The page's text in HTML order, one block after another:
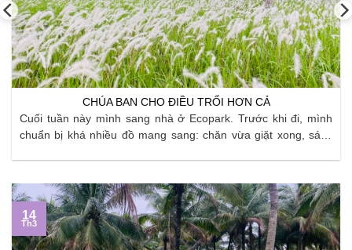
CHÚA BAN CHO ĐIỀU TRỔI HƠN CẢ
tuần này mình sang nhà ở Ecopark. Trước khi đi, mình
bị khá nhiều đồ mang sang: chăn vừa giặt xong, sách
14
Th3